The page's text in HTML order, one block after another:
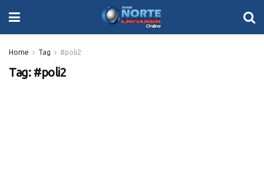
Home Tag #poli2
Tag: #poli2